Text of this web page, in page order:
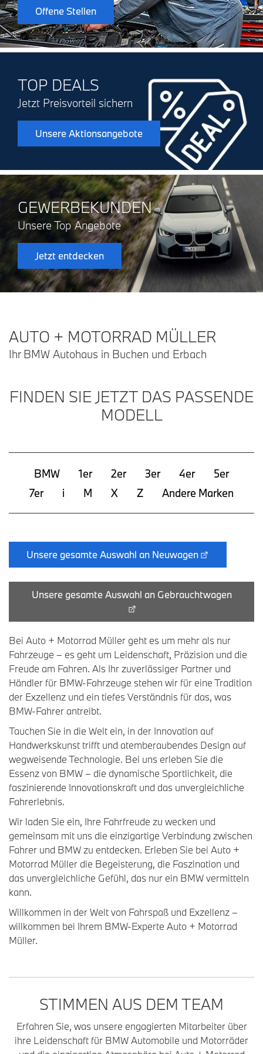
Offene Stellen
TOP DEALS
Jetzt Preisvorteil sichern
Unsere Aktionsangebote
GEWERBEKUNDEN
Unsere Top Angebote
Jetzt entdecken
AUTO + MOTORRAD MÜLLER
Ihr BMW Autohaus in Buchen und Erbach
FINDEN SIE JETZT DAS PASSENDE
MODELL
BMW 1er 2er 3er 4er
5er
7er
i M X Z Andere Marken
Unsere gesamte Auswahl an Neuwagen
Unsere gesamte Auswahl an Gebrauchtwagen
Bei Auto + Motorrad Müller geht es um mehr als nur
Fahrzeuge – es geht um Leidenschaft, Präzision und die
Freude am Fahren. Als Ihr zuverlässiger Partner und
Händler für BMW-Fahrzeuge stehen wir für eine Tradition
der Exzellenz und ein tiefes Verständnis für das, was
BMW-Fahrer antreibt.
Tauchen Sie in die Welt ein, in der Innovation auf
Handwerkskunst trifft und atemberaubendes Design auf
wegweisende Technologie. Bei uns erleben Sie die
Essenz von BMW – die dynamische Sportlichkeit, die
faszinierende Innovationskraft und das unvergleichliche
Fahrerlebnis.
Wir laden Sie ein, Ihre Fahrfreude zu wecken und
gemeinsam mit uns die einzigartige Verbindung zwischen
Fahrer und BMW zu entdecken. Erleben Sie bei Auto +
Motorrad Müller die Begeisterung, die Faszination und
das unvergleichliche Gefühl, das nur ein BMW vermitteln
kann.
Willkommen in der Welt von Fahrspaß und Exzellenz –
willkommen bei Ihrem BMW-Experte Auto + Motorrad
Müller.
STIMMEN AUS DEM TEAM
Erfahren Sie, was unsere engagierten Mitarbeiter über
ihre Leidenschaft für BMW Automobile und Motorräder